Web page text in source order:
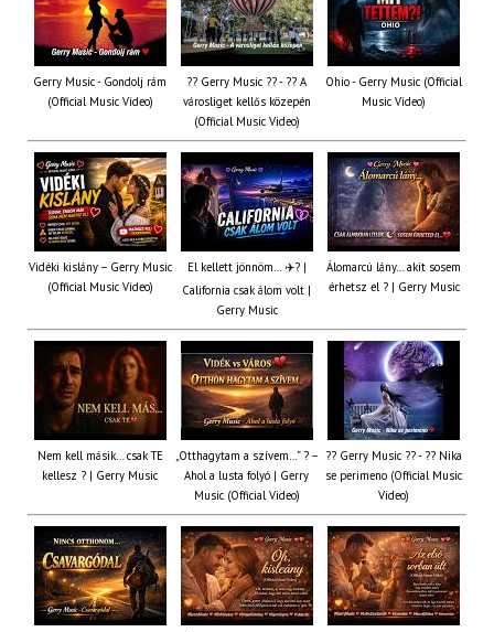
Gerry Music - Gondolj rám
(Official Music Video)
?? Gerry Music ?? - ?? A
városliget kellős közepén
(Official Music Video)
Ohio - Gerry Music (Official
Music Video)
Vidéki kislány – Gerry Music
(Official Music Video)
El kellett jönnöm… ✈️? |
California csak álom volt |
Gerry Music
Álomarcú lány… akit sosem
érhetsz el ? | Gerry Music
Nem kell másik… csak TE
kellesz ? | Gerry Music
„Otthagytam a szívem…” ? –
Ahol a lusta folyó | Gerry
Music (Official Video)
?? Gerry Music ?? - ?? Nika
se perimeno (Official Music
Video)